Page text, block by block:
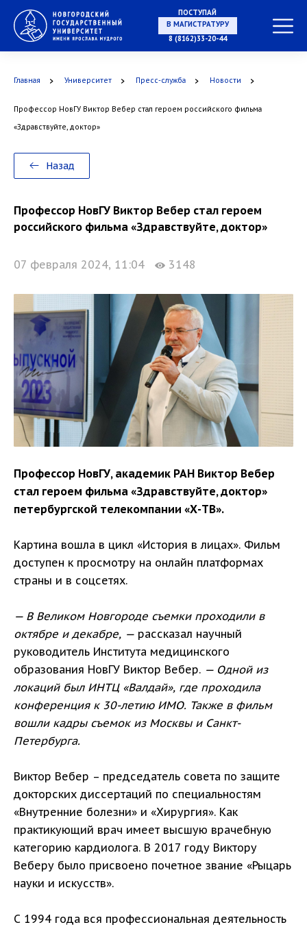
ПОСТУПАЙ
В МАГИСТРАТУРУ
8 (8162)33-20-44
Главная Университет Пресс-служба Новости
Профессор НовГУ Виктор Вебер стал героем российского фильма
«Здравствуйте, доктор»
Назад
Профессор НовГУ Виктор Вебер стал героем
российского фильма «Здравствуйте, доктор»
07 февраля 2024, 11:04 3148
Профессор НовГУ, академик РАН Виктор Вебер
стал героем фильма «Здравствуйте, доктор»
петербургской телекомпании «Х-ТВ».
Картина вошла в цикл «История в лицах». Фильм
доступен к просмотру на онлайн платформах
страны и в соцсетях.
— В Великом Новгороде съемки проходили в
октябре и декабре, — рассказал научный
руководитель Института медицинского
образования НовГУ Виктор Вебер. — Одной из
локаций был ИНТЦ «Валдай», где проходила
конференция к 30-летию ИМО. Также в фильм
вошли кадры съемок из Москвы и Санкт-
Петербурга.
Виктор Вебер – председатель совета по защите
докторских диссертаций по специальностям
«Внутренние болезни» и «Хирургия». Как
практикующий врач имеет высшую врачебную
категорию кардиолога. В 2017 году Виктору
Веберу было присвоено почетное звание «Рыцарь
науки и искусств».
С 1994 года вся профессиональная деятельность